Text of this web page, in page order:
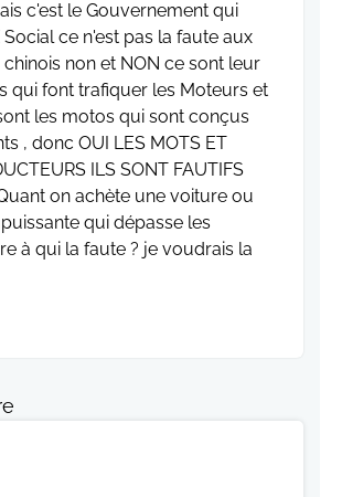
c'est le Gouvernement qui
Social ce n'est pas la faute aux
non et NON ce sont leur
qui font trafiquer les Moteurs et
les motos qui sont conçus
, donc OUI LES MOTS ET
ILS SONT FAUTIFS
on achète une voiture ou
qui dépasse les
à qui la faute ? je voudrais la